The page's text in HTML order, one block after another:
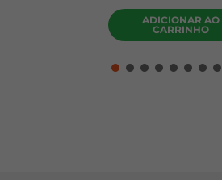
ADICIONAR AO
CARRINHO